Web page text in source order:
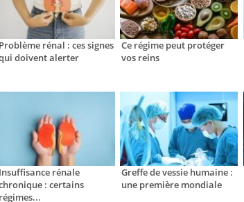
Problème rénal : ces signes
doivent alerter
Ce régime peut protéger
vos reins
Insuffisance rénale
: certains
régimes...
Greffe de vessie humaine :
une première mondiale